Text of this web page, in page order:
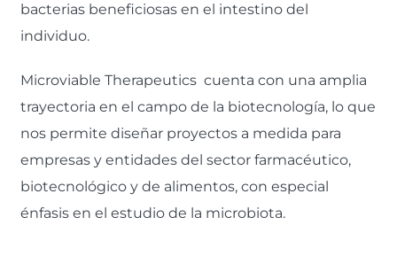
bacterias beneficiosas en el intestino del
individuo.
Microviable Therapeutics cuenta con una amplia
trayectoria en el campo de la biotecnología, lo que
nos permite diseñar proyectos a medida para
empresas y entidades del sector farmacéutico,
biotecnológico y de alimentos, con especial
énfasis en el estudio de la microbiota.